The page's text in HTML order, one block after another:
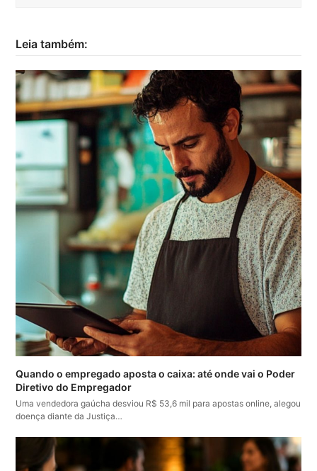
Leia também:
Quando o empregado aposta o caixa: até onde vai o Poder
Diretivo do Empregador
Uma vendedora gaúcha desviou R$ 53,6 mil para apostas online, alegou
doença diante da Justiça…